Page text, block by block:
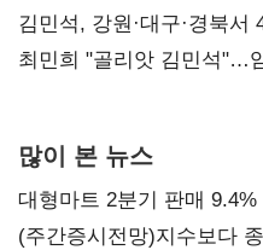
(2보)
김민석, 강원·대구·경북
최민희 "골리앗 김민석"…
많이 본 뉴스
대형마트 2분기 판매
(주간증시전망)지수보다